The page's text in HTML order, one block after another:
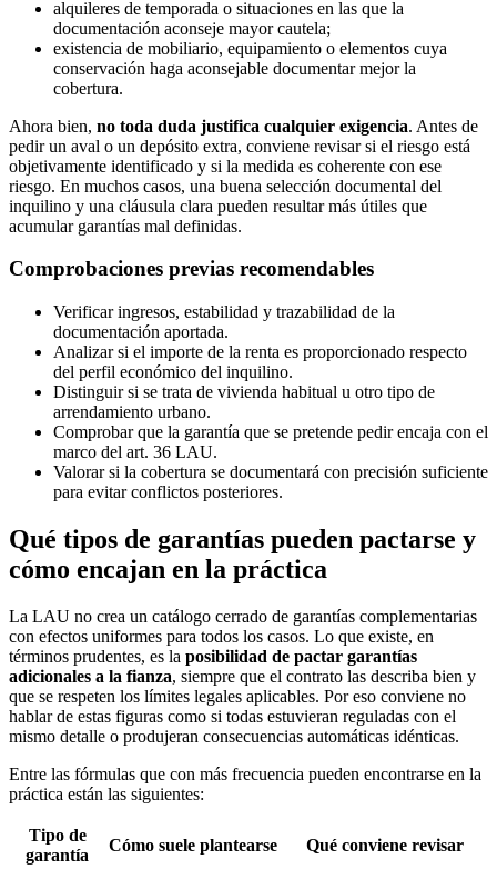
alquileres de temporada o situaciones en las que la
documentación aconseje mayor cautela;
existencia de mobiliario, equipamiento o elementos cuya
conservación haga aconsejable documentar mejor la
cobertura.
Ahora bien, no toda duda justifica cualquier exigencia. Antes de
pedir un aval o un depósito extra, conviene revisar si el riesgo está
objetivamente identificado y si la medida es coherente con ese
riesgo. En muchos casos, una buena selección documental del
inquilino y una cláusula clara pueden resultar más útiles que
acumular garantías mal definidas.
Comprobaciones previas recomendables
Verificar ingresos, estabilidad y trazabilidad de la
documentación aportada.
Analizar si el importe de la renta es proporcionado respecto
del perfil económico del inquilino.
Distinguir si se trata de vivienda habitual u otro tipo de
arrendamiento urbano.
Comprobar que la garantía que se pretende pedir encaja con el
marco del art. 36 LAU.
Valorar si la cobertura se documentará con precisión suficiente
para evitar conflictos posteriores.
Qué tipos de garantías pueden pactarse y
cómo encajan en la práctica
La LAU no crea un catálogo cerrado de garantías complementarias
con efectos uniformes para todos los casos. Lo que existe, en
términos prudentes, es la posibilidad de pactar garantías
adicionales a la fianza, siempre que el contrato las describa bien y
que se respeten los límites legales aplicables. Por eso conviene no
hablar de estas figuras como si todas estuvieran reguladas con el
mismo detalle o produjeran consecuencias automáticas idénticas.
Entre las fórmulas que con más frecuencia pueden encontrarse en la
práctica están las siguientes:
Tipo de
garantía
Cómo suele plantearse Qué conviene revisar